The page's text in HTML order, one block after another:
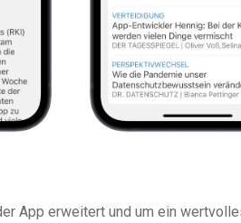
App erweitert und um ein